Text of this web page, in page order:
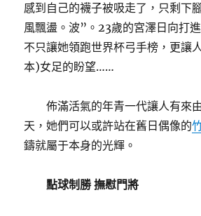
感到自己的襪子被吸走了，只剩下
風飄盪。波”。23歲的宮澤日向打
不只讓她領跑世界杯弓手榜，更讓
本)女足的盼望……
佈滿活氣的年青一代讓人有來
天，她們可以或許站在舊日偶像的
鑄就屬于本身的光輝。
點球制勝 撫慰門將